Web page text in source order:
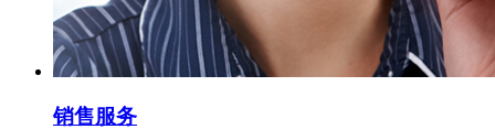
销售服务